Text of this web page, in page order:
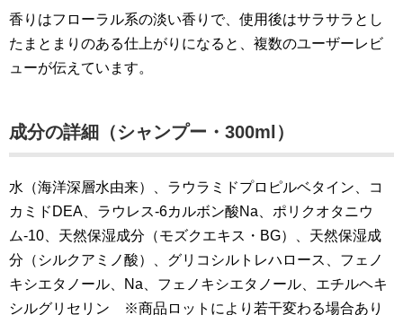
香りはフローラル系の淡い香りで、使用後はサラサラとし
たまとまりのある仕上がりになると、複数のユーザーレビ
ューが伝えています。
成分の詳細（シャンプー・300ml）
水（海洋深層水由来）、ラウラミドプロピルベタイン、コ
カミドDEA、ラウレス-6カルボン酸Na、ポリクオタニウ
ム-10、天然保湿成分（モズクエキス・BG）、天然保湿成
分（シルクアミノ酸）、グリコシルトレハロース、フェノ
キシエタノール、Na、フェノキシエタノール、エチルヘキ
シルグリセリン ※商品ロットにより若干変わる場合あり